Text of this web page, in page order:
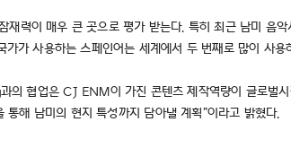
력이 매우 큰 곳으로 평가 받는다. 특히 최근 남미
사용하는 스페인어는 세계에서 두 번째로 많이 사용
협업은 CJ ENM이 가진 콘텐츠 제작역량이 글로벌
해 남미의 현지 특성까지 담아낼 계획”이라고 밝혔다.